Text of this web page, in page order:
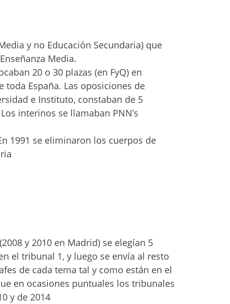
y no Educación Secundaria) que
Media.
20 o 30 plazas (en FyQ) en
España. Las oposiciones de
e Instituto, constaban de 5
interinos se llamaban PNN’s
1991 se eliminaron los cuerpos de
y 2010 en Madrid) se elegían 5
el tribunal 1, y luego se envía al resto
de cada tema tal y como están en el
en ocasiones puntuales los tribunales
y de 2014